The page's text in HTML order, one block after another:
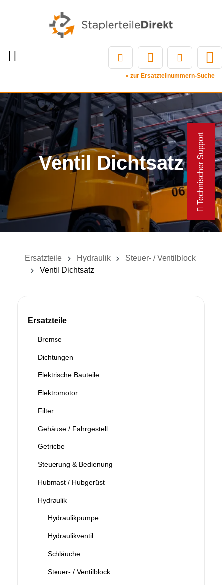
Technischer Support
» zur Ersatzteilnummern-Suche
Ventil Dichtsatz
Ersatzteile Hydraulik
Steuer- / Ventilblock
Ventil Dichtsatz
Ersatzteile
Bremse
Dichtungen
Elektrische Bauteile
Elektromotor
Filter
Gehäuse / Fahrgestell
Getriebe
Steuerung & Bedienung
Hubmast / Hubgerüst
Hydraulik
Hydraulikpumpe
Hydraulikventil
Schläuche
Steuer- / Ventilblock